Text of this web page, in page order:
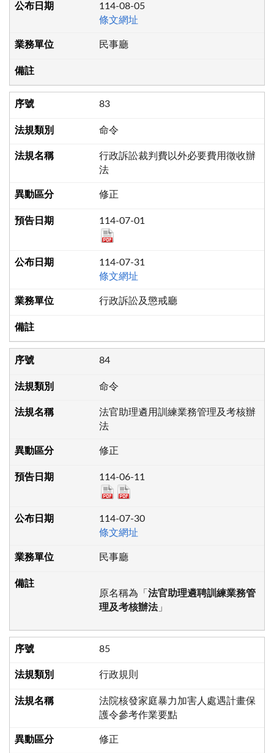
114-08-05
條文網址
民事廳
83
命令
行政訴訟裁判費以外必要費用徵收辦
法
修正
114-07-01
114-07-31
條文網址
行政訴訟及懲戒廳
84
命令
法官助理遴用訓練業務管理及考核辦
法
修正
114-06-11
114-07-30
條文網址
民事廳
原名稱為「 法官助理遴聘訓練業務管
理及考核辦法」
85
行政規則
法院核發家庭暴力加害人處遇計畫保
護令參考作業要點
修正